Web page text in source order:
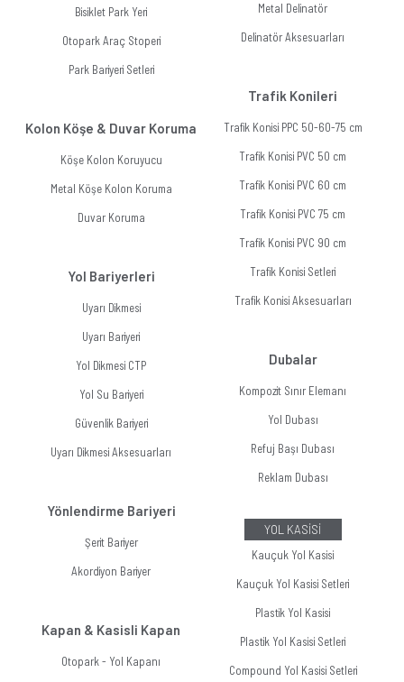
Bisiklet Park Yeri
Otopark Araç Stoperi
Park Bariyeri Setleri
Kolon Köşe & Duvar Koruma
Köşe Kolon Koruyucu
Metal Köşe Kolon Koruma
Duvar Koruma
Yol Bariyerleri
Uyarı Dikmesi
Uyarı Bariyeri
Yol Dikmesi CTP
Yol Su Bariyeri
Güvenlik Bariyeri
Uyarı Dikmesi Aksesuarları
Yönlendirme Bariyeri
Şerit Bariyer
Akordiyon Bariyer
Kapan & Kasisli Kapan
Otopark - Yol Kapanı
Metal Delinatör
Delinatör Aksesuarları
Trafik Konileri
Trafik Konisi PPC 50-60-75 cm
Trafik Konisi PVC 50 cm
Trafik Konisi PVC 60 cm
Trafik Konisi PVC 75 cm
Trafik Konisi PVC 90 cm
Trafik Konisi Setleri
Trafik Konisi Aksesuarları
Dubalar
Kompozit Sınır Elemanı
Yol Dubası
Refuj Başı Dubası
Reklam Dubası
YOL KASİSİ
Kauçuk Yol Kasisi
Kauçuk Yol Kasisi Setleri
Plastik Yol Kasisi
Plastik Yol Kasisi Setleri
Compound Yol Kasisi Setleri